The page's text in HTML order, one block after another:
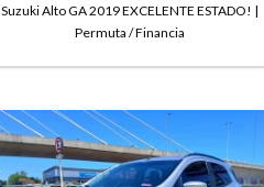
Suzuki Alto GA 2019 EXCELENTE ESTADO! |
Permuta / Financia